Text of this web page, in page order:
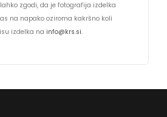
zgodi, da je fotografija izdelka
na napako oziroma kakršno koli
izdelka na info@krs.si.